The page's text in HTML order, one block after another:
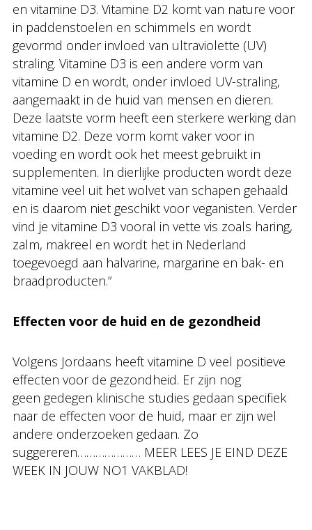
en vitamine D3. Vitamine D2 komt van nature voor
in paddenstoelen en schimmels en wordt
gevormd onder invloed van ultraviolette (UV)
straling. Vitamine D3 is een andere vorm van
vitamine D en wordt, onder invloed UV-straling,
aangemaakt in de huid van mensen en dieren.
Deze laatste vorm heeft een sterkere werking dan
vitamine D2. Deze vorm komt vaker voor in
voeding en wordt ook het meest gebruikt in
supplementen. In dierlijke producten wordt deze
vitamine veel uit het wolvet van schapen gehaald
en is daarom niet geschikt voor veganisten. Verder
vind je vitamine D3 vooral in vette vis zoals haring,
zalm, makreel en wordt het in Nederland
toegevoegd aan halvarine, margarine en bak- en
braadproducten.”
Effecten voor de huid en de gezondheid
Volgens Jordaans heeft vitamine D veel positieve
effecten voor de gezondheid. Er zijn nog
geen gedegen klinische studies gedaan specifiek
naar de effecten voor de huid, maar er zijn wel
andere onderzoeken gedaan. Zo
suggereren………………… MEER LEES JE EIND DEZE
WEEK IN JOUW NO1 VAKBLAD!